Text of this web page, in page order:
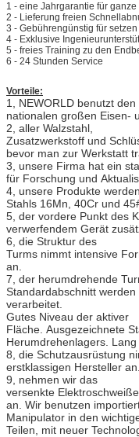
1 - eine Jahrgarantie für
2 - Lieferung freien
3 - Gebührengünstig für
4 - Exklusive
5 - freies Training zu den
6 - 24 Stunden Service
Vorteile:
1, NEWORLD benutzt den
nationalen großen Eisen-
2, aller Walzstahl,
Zusatzwerkstoff und
bevor man zur Werkstatt
3, unsere Firma hat ein
für Forschung und
4, unsere Produkte
Stahls 16Mn, 40Cr und
5, der vordere Punkt des
verwerfendem Gerät
6, die Struktur des
Turms nimmt intensive
an.
7, der herumdrehende
Standardabschnitt
verarbeitet.
Gutes Niveau der aktiver
Fläche. Ausgezeichnete
Herumdrehenlagers.
8, die Schutzausrüstung
erstklassigen Hersteller an.
9, nehmen wir das
versenkte
an. Wir benutzen
Manipulator in den
Teilen, mit neuer